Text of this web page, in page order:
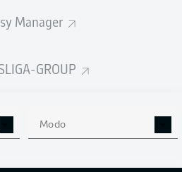
Manager
GROUP
Modo
LENNARD MALONEY